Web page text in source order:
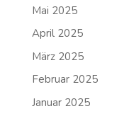
Mai 2025
April 2025
März 2025
Februar 2025
Januar 2025